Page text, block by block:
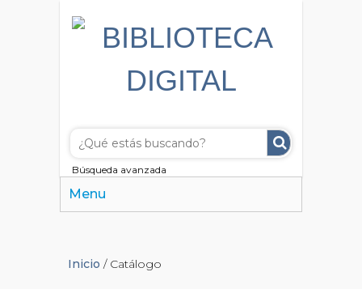
Búsqueda avanzada
Menu
Inicio / Catálogo